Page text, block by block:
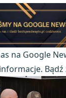
na Google
Bądź